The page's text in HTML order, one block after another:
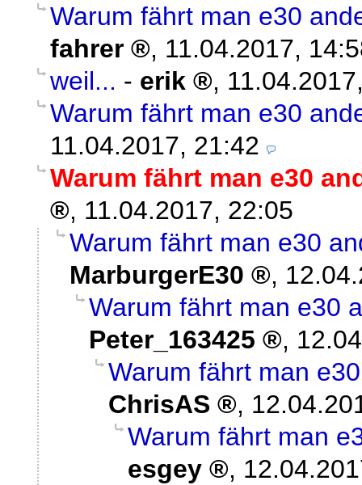
Warum fährt man e30
fahrer
, 11.04.2017,
weil... - erik ,
Warum fährt man e30
11.04.2017, 21:42
Warum fährt man e30
, 11.04.2017, 22:05
Warum fährt man e30
MarburgerE30
,
Warum fährt man e30
Peter_163425
,
Warum fährt man
ChrisAS
,
Warum fährt man
esgey
,